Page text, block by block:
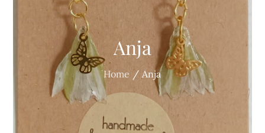
Anja
Home Anja